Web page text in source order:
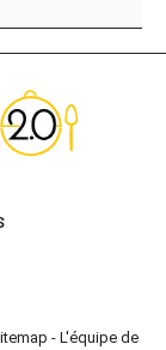
- L'équipe de